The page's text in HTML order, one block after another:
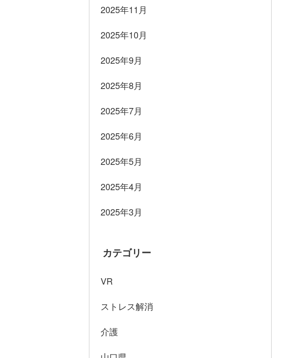
2025年11月
2025年10月
2025年9月
2025年8月
2025年7月
2025年6月
2025年5月
2025年4月
2025年3月
カテゴリー
VR
ストレス解消
介護